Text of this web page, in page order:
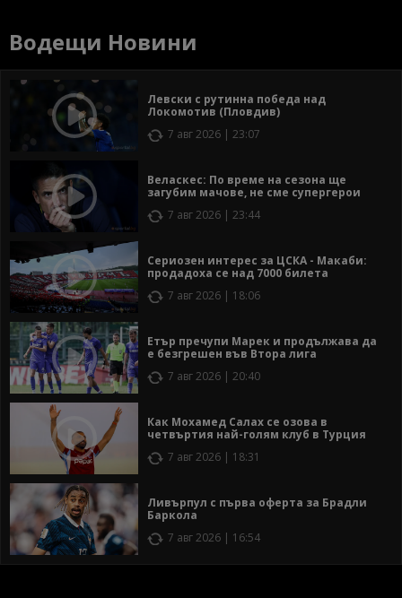
Водещи Новини
Левски с рутинна победа над
Локомотив (Пловдив)
7 авг 2026 | 23:07
Веласкес: По време на сезона ще
загубим мачове, не сме супергерои
7 авг 2026 | 23:44
Сериозен интерес за ЦСКА - Макаби:
продадоха се над 7000 билета
7 авг 2026 | 18:06
Етър пречупи Марек и продължава да
е безгрешен във Втора лига
7 авг 2026 | 20:40
Как Мохамед Салах се озова в
четвъртия най-голям клуб в Турция
7 авг 2026 | 18:31
Ливърпул с първа оферта за Брадли
Баркола
7 авг 2026 | 16:54